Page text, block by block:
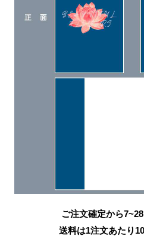
ご注文確定から
送料は1注文あたり